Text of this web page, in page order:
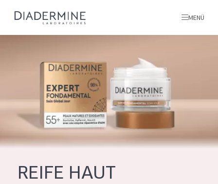
ALLE PRODUKTE
MENÜ
Startseite
inhaltsstoffe
Über uns
Inspiration
Kontakt
REIFE HAUT